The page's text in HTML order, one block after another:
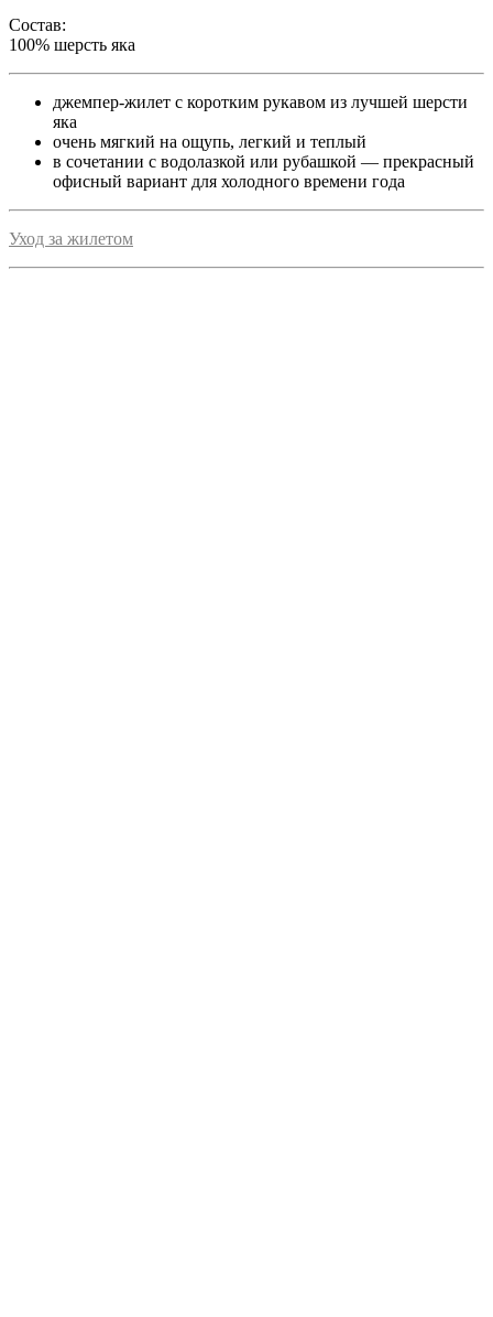
Состав:
100% шерсть яка
джемпер-жилет с коротким рукавом из лучшей шерсти
яка
очень мягкий на ощупь, легкий и теплый
в сочетании с водолазкой или рубашкой — прекрасный
офисный вариант для холодного времени года
Уход за жилетом